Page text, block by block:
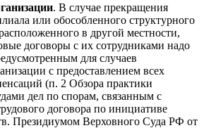
. В случае прекращения
или обособленного структурного
в другой местности,
договоры с их сотрудниками надо
для случаев
с предоставлением всех
(п. 2 Обзора практики
дел по спорам, связанным с
договора по инициативе
Президиумом Верховного Суда РФ от